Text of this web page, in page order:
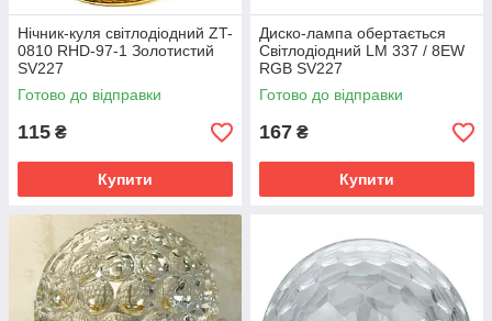
Нічник-куля світлодіодний ZT-
0810 RHD-97-1 Золотистий
SV227
Готово до відправки
115 ₴
Купити
Диско-лампа обертається
Світлодіодний LM 337 / 8EW
RGB SV227
Готово до відправки
167 ₴
Купити